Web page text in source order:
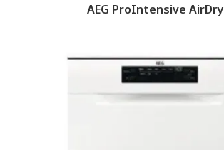
מדיח כלים ‏רחב AEG ProIntensive AirDry